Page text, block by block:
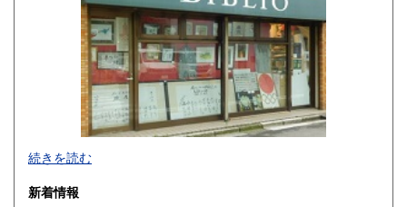
185円 長崎県
185円 大分県
185円 鹿児島県
色紙・掛軸・書簡・原稿・芸能人のサインなどの肉筆類、野
球をはじめスポーツ関連書籍やユニホーム・バット・グロー
続きを読む
新着情報